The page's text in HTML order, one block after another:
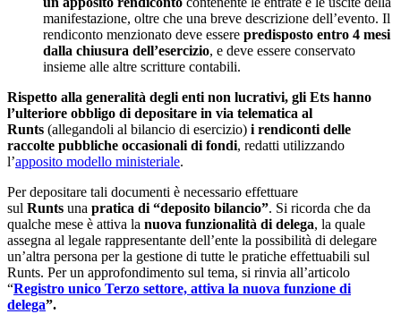
manifestazione, oltre che una breve descrizione dell’evento. Il
rendiconto menzionato deve essere predisposto entro 4 mesi
dalla chiusura dell’esercizio, e deve essere conservato
insieme alle altre scritture contabili.
Rispetto alla generalità degli enti non lucrativi, gli Ets hanno
l’ulteriore obbligo di depositare in via telematica al
Runts (allegandoli al bilancio di esercizio) i rendiconti delle
raccolte pubbliche occasionali di fondi, redatti utilizzando
l’apposito modello ministeriale.
Per depositare tali documenti è necessario effettuare
sul Runts una pratica di “deposito bilancio”. Si ricorda che da
qualche mese è attiva la nuova funzionalità di delega, la quale
assegna al legale rappresentante dell’ente la possibilità di delegare
un’altra persona per la gestione di tutte le pratiche effettuabili sul
Runts. Per un approfondimento sul tema, si rinvia all’articolo
“Registro unico Terzo settore, attiva la nuova funzione di
delega”.